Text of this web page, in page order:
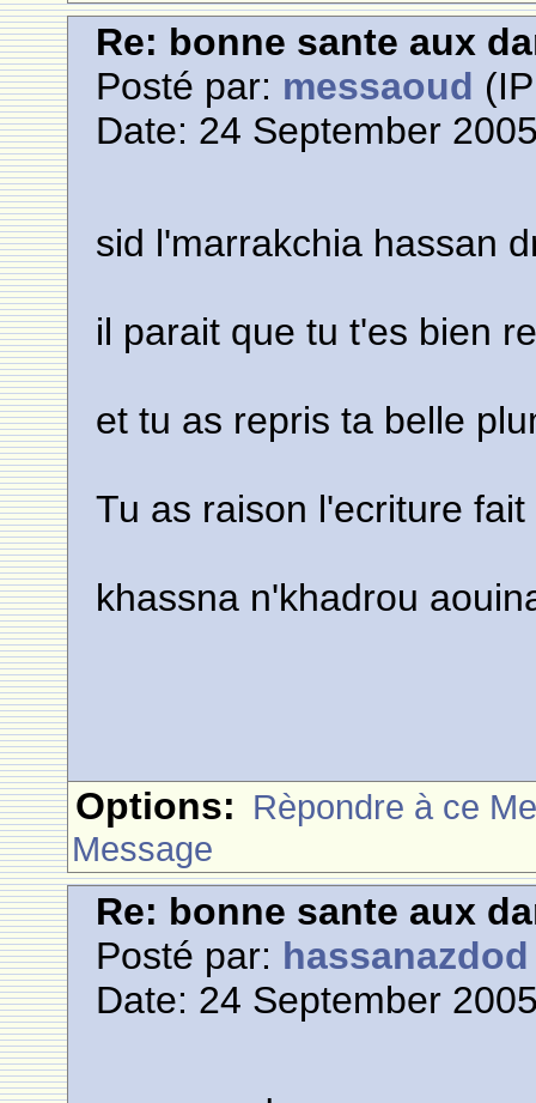
Re: bonne sante aux
Posté par: messaoud
Date: 24 September
sid l'marrakchia hassan
il parait que tu t'es bien
et tu as repris ta belle
Tu as raison l'ecriture
khassna n'khadrou
Options: Rèpondre à ce
Message
Re: bonne sante aux
Posté par: hassanazdod
Date: 24 September